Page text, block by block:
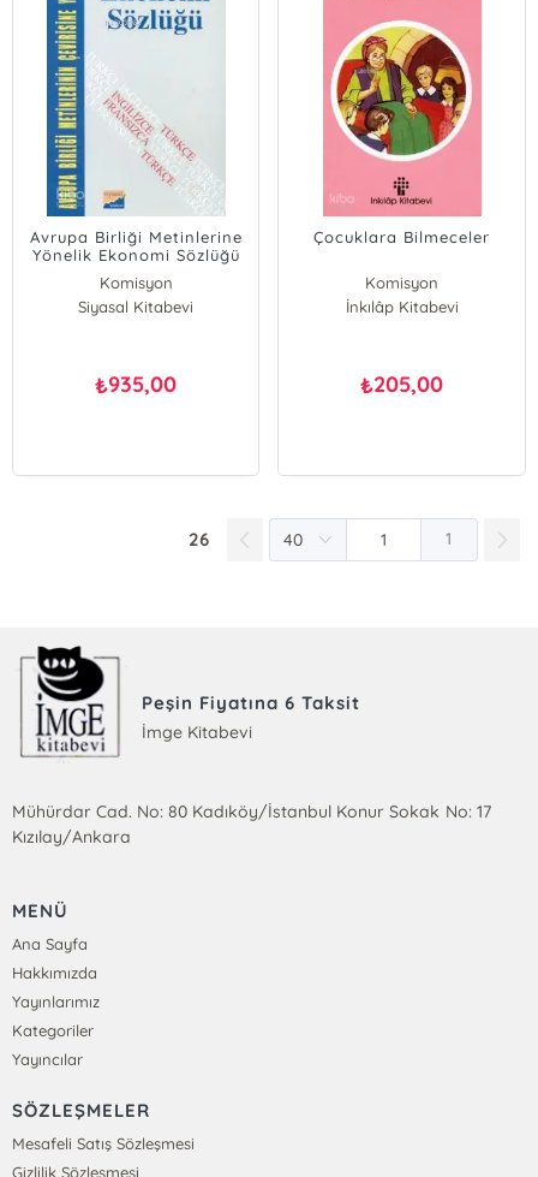
Avrupa Birliği Metinlerine
Yönelik Ekonomi Sözlüğü
Komisyon
Siyasal Kitabevi
₺935,00
Çocuklara Bilmeceler
Komisyon
İnkılâp Kitabevi
₺205,00
26 1
Peşin Fiyatına 6 Taksit
İmge Kitabevi
Mühürdar Cad. No: 80 Kadıköy/İstanbul Konur Sokak No: 17
Kızılay/Ankara
MENÜ
Ana Sayfa
Hakkımızda
Yayınlarımız
Kategoriler
Yayıncılar
SÖZLEŞMELER
Mesafeli Satış Sözleşmesi
Gizlilik Sözleşmesi